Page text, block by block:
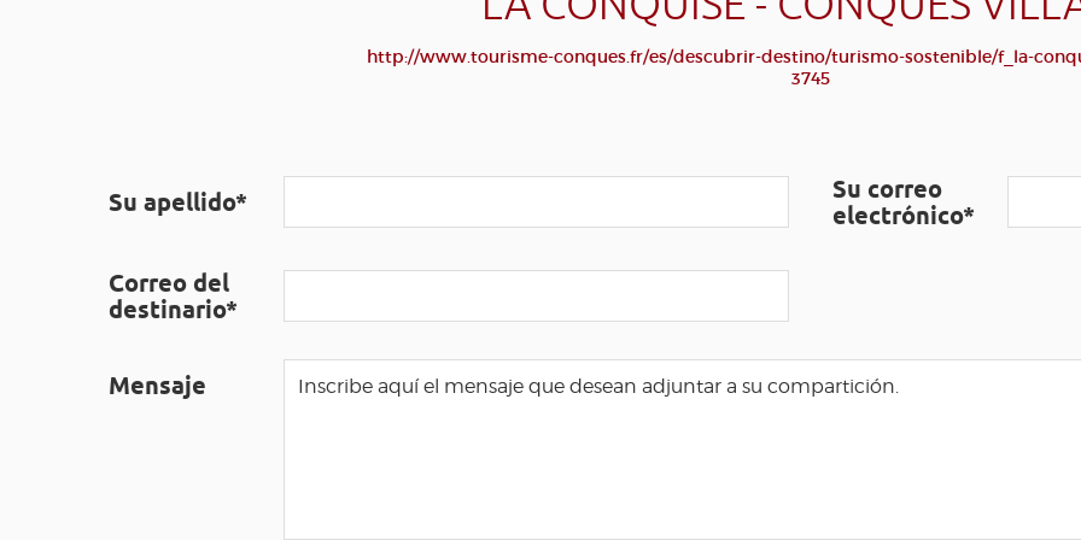
http://www.tourisme-conques.fr/es/descubrir-destino/turismo-sostenible/f_la-
3745
Su apellido*
Su correo
electrónico*
Correo del
destinario*
Mensaje